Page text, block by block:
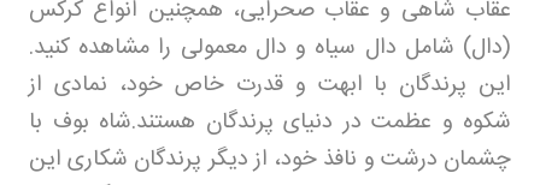
عقاب شاهی و عقاب صحرایی، همچنین انواع کرکس
(دال) شامل دال سیاه و دال معمولی را مشاهده کنید.
این پرندگان با ابهت و قدرت خاص خود، نمادی از
شکوه و عظمت در دنیای پرندگان هستند.شاه بوف با
چشمان درشت و نافذ خود، از دیگر پرندگان شکاری این